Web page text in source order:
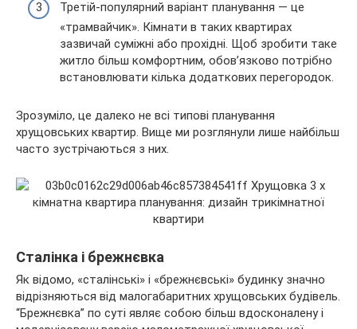
Третій-популярний варіант планування — це
«трамвайчик». Кімнати в таких квартирах
зазвичай суміжні або прохідні. Щоб зробити таке
житло більш комфортним, обов’язково потрібно
встановлювати кілька додаткових перегородок.
Зрозуміло, це далеко не всі типові планування
хрущовських квартир. Вище ми розглянули лише найбільш
часто зустрічаються з них.
Сталінка і брежнєвка
Як відомо, «сталінські» і «брежнєвські» будинку значно
відрізняються від малогабаритних хрущовських будівель.
“Брежнєвка” по суті являє собою більш вдосконалену і